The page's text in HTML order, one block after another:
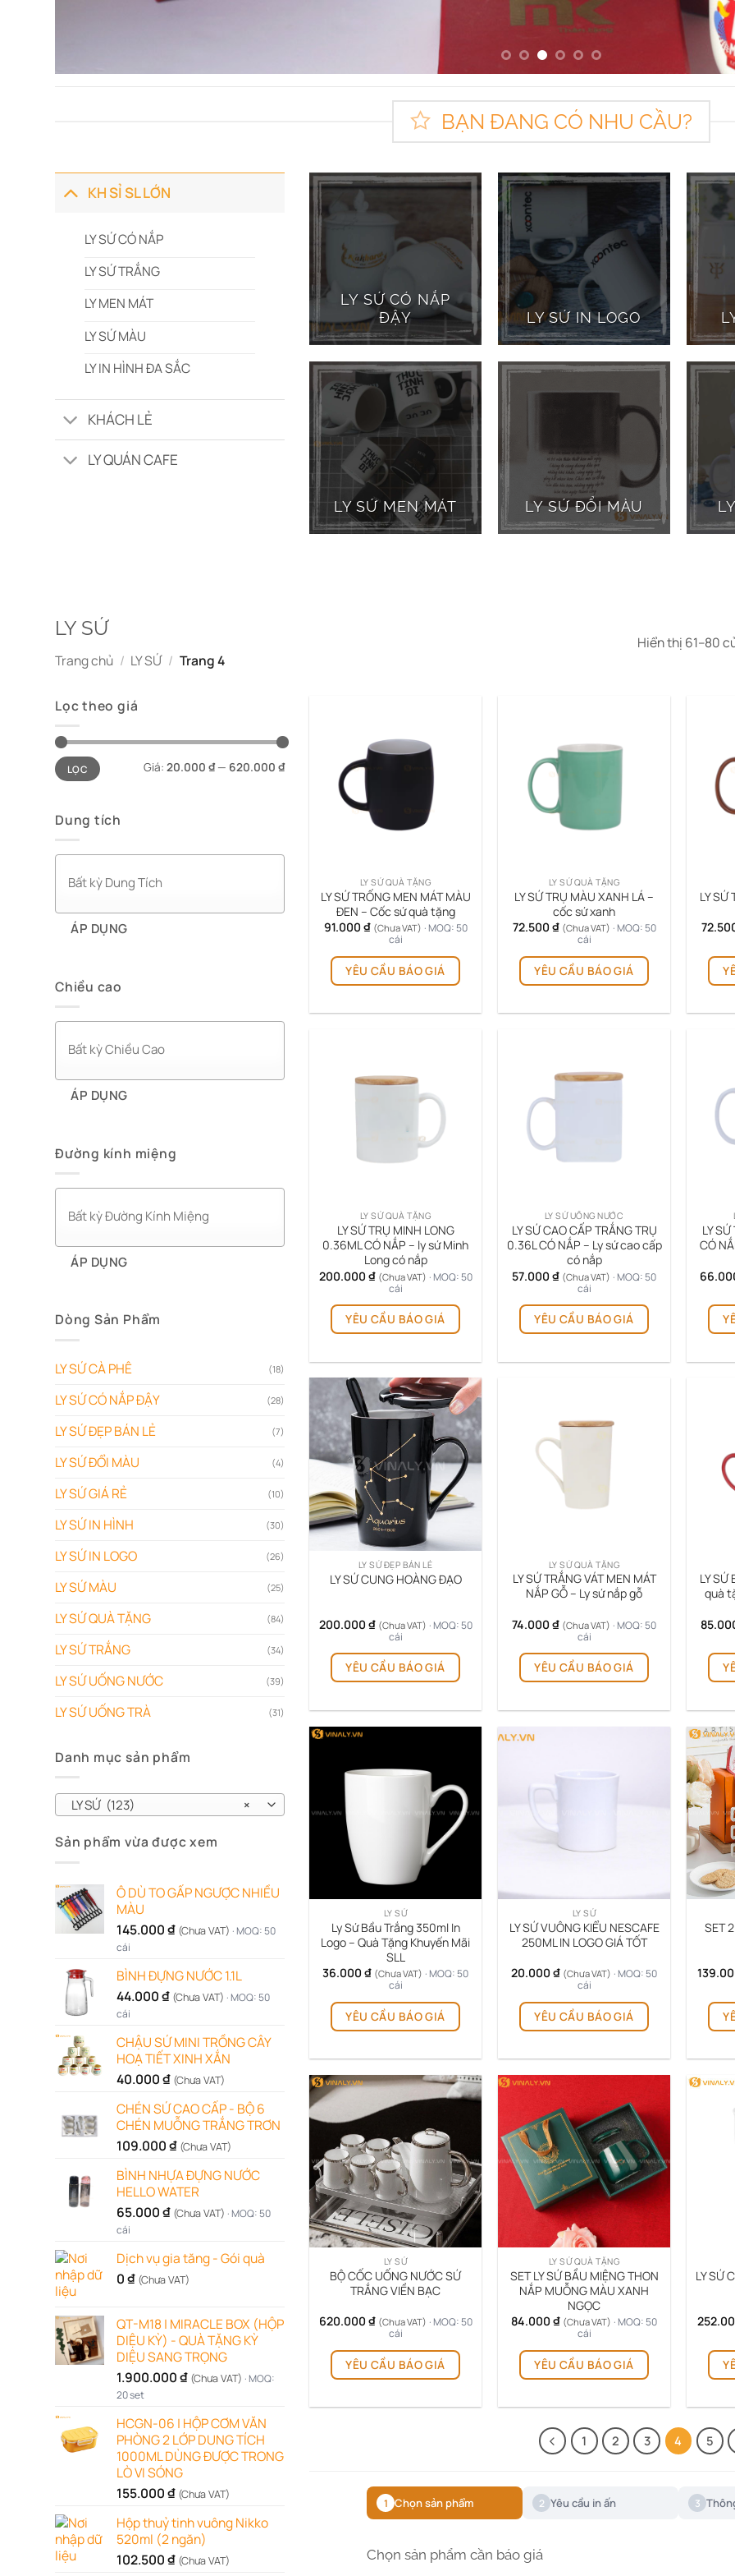
BẠN ĐANG CÓ NHU CẦU?
KH SỈ SL LỚN
LY SỨ CÓ NẮP
LY SỨ TRẮNG
LY MEN MÁT
LY SỨ MÀU
LY IN HÌNH ĐA SẮC
KHÁCH LẺ
LY QUÁN CAFE
LY SỨ CÓ NẮP
ĐẬY
LY SỨ IN LOGO
LY SỨ MEN MÁT LY SỨ ĐỔI MÀU
LY SỨ
Trang chủ / LY SỨ / Trang 4
Hiển thị 61–80
Lọc theo giá
Giá
tối
thiểu
Giá
tối
đa
LỌC Giá: 20.000 ₫— 620.000 ₫
Dung tích
ÁP DỤNG
Chiều cao
ÁP DỤNG
Đường kính miệng
ÁP DỤNG
Dòng Sản Phẩm
LY SỨ CÀ PHÊ (18)
LY SỨ CÓ NẮP ĐẬY (28)
LY SỨ ĐẸP BÁN LẺ (7)
LY SỨ ĐỔI MÀU (4)
LY SỨ GIÁ RẺ (10)
LY SỨ IN HÌNH (30)
LY SỨ IN LOGO (26)
LY SỨ MÀU (25)
LY SỨ QUÀ TẶNG (84)
LY SỨ TRẮNG (34)
LY SỨ UỐNG NƯỚC (39)
LY SỨ UỐNG TRÀ (31)
Danh mục sản phẩm
×
LY SỨ (123)
Sản phẩm vừa được xem
Ô DÙ TO GẤP NGƯỢC NHIỀU
MÀU
145.000₫ (Chưa VAT) · MOQ: 50
cái
BÌNH ĐỰNG NƯỚC 1.1L
44.000₫ (Chưa VAT) · MOQ: 50
cái
CHẬU SỨ MINI TRỒNG CÂY
HOẠ TIẾT XINH XẮN
40.000₫ (Chưa VAT)
CHÉN SỨ CAO CẤP - BỘ 6
CHÉN MUỖNG TRẮNG TRƠN
109.000₫ (Chưa VAT)
BÌNH NHỰA ĐỰNG NƯỚC
HELLO WATER
65.000₫ (Chưa VAT) · MOQ: 50
cái
Dịch vụ gia tăng - Gói quà
0₫ (Chưa VAT)
QT-M18 | MIRACLE BOX (HỘP
DIỆU KỲ) - QUÀ TẶNG KỲ
DIỆU SANG TRỌNG
1.900.000₫ (Chưa VAT) · MOQ:
20 set
HCGN-06 | HỘP CƠM VĂN
PHÒNG 2 LỚP DUNG TÍCH
1000ML DÙNG ĐƯỢC TRONG
LÒ VI SÓNG
155.000₫ (Chưa VAT)
Hộp thuỷ tinh vuông Nikko
520ml (2 ngăn)
102.500₫ (Chưa VAT)
LY SỨ QUÀ TẶNG
LY SỨ TRỐNG MEN MÁT MÀU
ĐEN – Cốc sứ quà tặng
91.000 ₫ (Chưa VAT) · MOQ: 50
cái
YÊU CẦU BÁO GIÁ
sản
LY SỨ QUÀ TẶNG
LY SỨ TRỤ MÀU XANH LÁ –
cốc sứ xanh
72.500 ₫ (Chưa VAT) · MOQ: 50
cái
YÊU CẦU BÁO GIÁ
trang
sản
LY SỨ
LY SỨ QUÀ TẶNG
LY SỨ TRỤ MINH LONG
0.36ML CÓ NẮP – ly sứ Minh
Long có nắp
200.000 ₫ (Chưa VAT) · MOQ: 50
cái
YÊU CẦU BÁO GIÁ
LY SỨ UỐNG NƯỚC
LY SỨ CAO CẤP TRẮNG TRỤ
0.36L CÓ NẮP – Ly sứ cao cấp
có nắp
57.000 ₫ (Chưa VAT) · MOQ: 50
cái
YÊU CẦU BÁO GIÁ
LY
CÓ
LY SỨ ĐẸP BÁN LẺ
LY SỨ CUNG HOÀNG ĐẠO
200.000 ₫ (Chưa VAT) · MOQ: 50
cái
YÊU CẦU BÁO GIÁ
LY SỨ QUÀ TẶNG
LY SỨ TRẮNG VÁT MEN MÁT
NẮP GỖ – Ly sứ nắp gỗ
74.000 ₫ (Chưa VAT) · MOQ: 50
cái
YÊU CẦU BÁO GIÁ
LY SỨ
quà
LY SỨ
Ly Sứ Bầu Trắng 350ml In
Logo – Quà Tặng Khuyến Mãi
SLL
36.000 ₫ (Chưa VAT) · MOQ: 50
cái
YÊU CẦU BÁO GIÁ
LY SỨ
LY SỨ VUÔNG KIỂU NESCAFE
250ML IN LOGO GIÁ TỐT
20.000 ₫ (Chưa VAT) · MOQ: 50
cái
YÊU CẦU BÁO GIÁ
SET
LY SỨ
BỘ CỐC UỐNG NƯỚC SỨ
TRẮNG VIỀN BẠC
620.000 ₫ (Chưa VAT) · MOQ: 50
cái
YÊU CẦU BÁO GIÁ
LY SỨ QUÀ TẶNG
SET LY SỨ BẦU MIỆNG THON
NẮP MUỖNG MÀU XANH
NGỌC
84.000 ₫ (Chưa VAT) · MOQ: 50
cái
YÊU CẦU BÁO GIÁ
LY SỨ
1 2 3 4 5
1 Chọn sản phẩm 2 Yêu cầu in ấn 3
Chọn sản phẩm cần báo giá